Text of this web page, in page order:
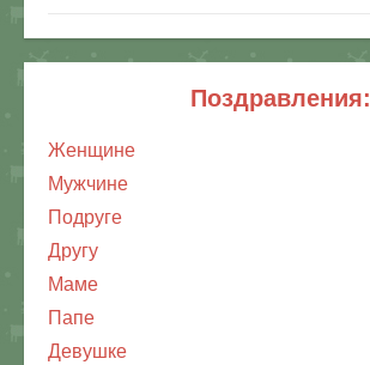
поздравления:
Женщине
Мужчине
Подруге
Другу
Маме
Папе
Девушке